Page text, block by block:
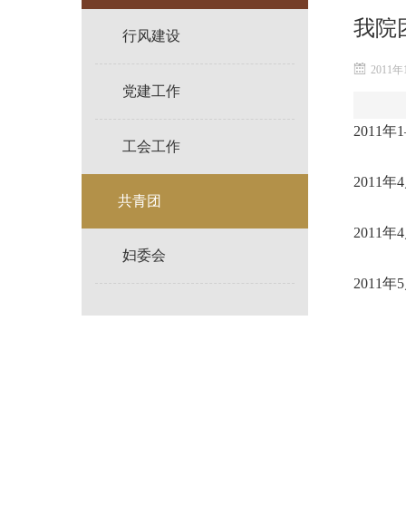
行风建设
党建工作
工会工作
共青团
妇委会
我院
2011
2011年
2011年
2011年
2011年